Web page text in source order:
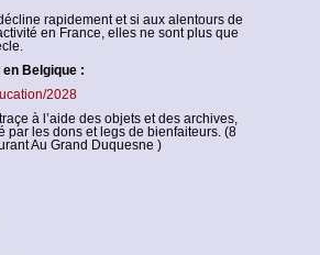
rapidement et si aux alentours de
en France, elles ne sont plus que
Belgique :
2028
à l’aide des objets et des archives,
par les dons et legs de bienfaiteurs. (8
Au Grand Duquesne )